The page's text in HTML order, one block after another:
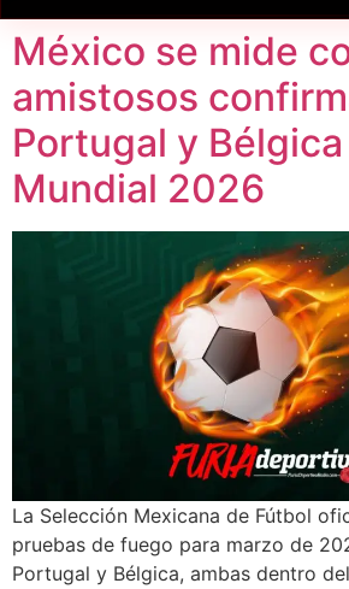
México se mide
amistosos
Portugal y
Mundial 2026
La Selección Mexicana de Fútbol
pruebas de fuego para marzo de
Portugal y Bélgica, ambas dentro